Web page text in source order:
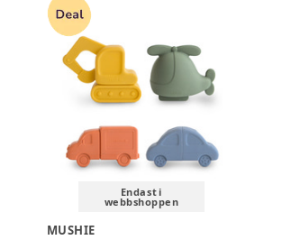
Endast i
webbshoppen
MUSHIE